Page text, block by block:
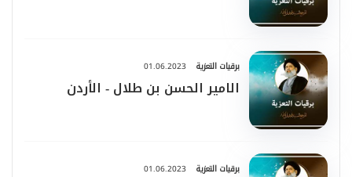
برقيات التعزية 01.06.2023
الامير الحسن بن طلال - الأردن
برقيات التعزية 01.06.2023